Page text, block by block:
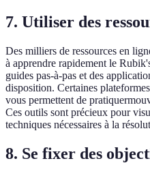
7. Utiliser des
Des milliers de ressources en
à apprendre rapidement le
guides pas-à-pas et des
disposition. Certaines
vous permettent de
Ces outils sont précieux pour
techniques nécessaires à la
8. Se fixer des